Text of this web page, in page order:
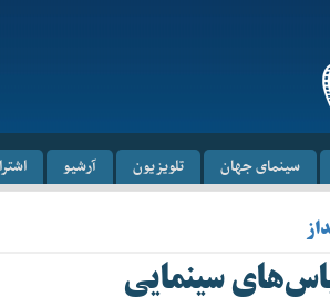
سینمای جهان تلویزیون آرشیو
سینمایی